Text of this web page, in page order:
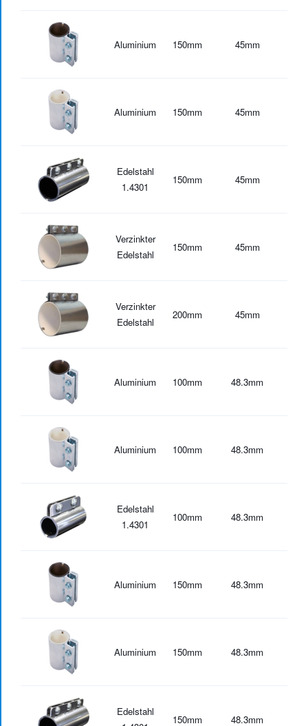
Aluminium 150mm 45mm
Aluminium 150mm 45mm
Edelstahl
1.4301
150mm 45mm
Verzinkter
Edelstahl
150mm 45mm
Verzinkter
Edelstahl
200mm 45mm
Aluminium 100mm 48.3mm
Aluminium 100mm 48.3mm
Edelstahl
1.4301
100mm 48.3mm
Aluminium 150mm 48.3mm
Aluminium 150mm 48.3mm
Edelstahl
150mm 48.3mm